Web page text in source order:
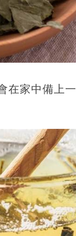
在家中備上一